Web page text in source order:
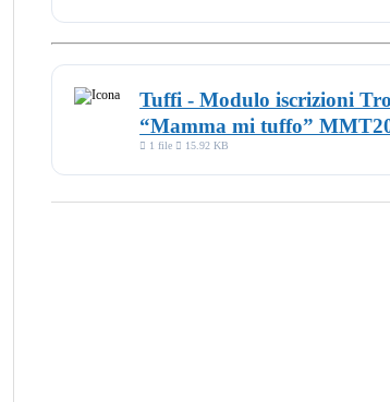
Tuffi - Modulo iscrizioni
“Mamma mi tuffo”
1 file 15.92 KB